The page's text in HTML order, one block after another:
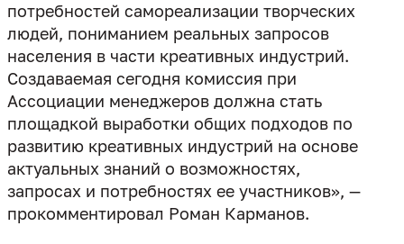
потребностей самореализации творческих
людей, пониманием реальных запросов
населения в части креативных индустрий.
Создаваемая сегодня комиссия при
Ассоциации менеджеров должна стать
площадкой выработки общих подходов по
развитию креативных индустрий на основе
актуальных знаний о возможностях,
запросах и потребностях ее участников», —
прокомментировал Роман Карманов.